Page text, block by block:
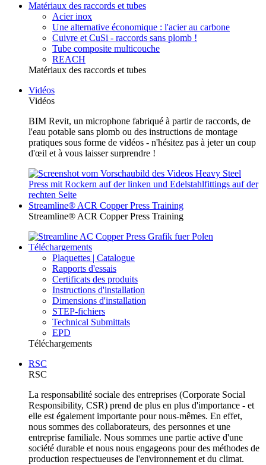
Matériaux des raccords et tubes
Acier inox
Une alternative économique : l'acier au carbone
Cuivre et CuSi - raccords sans plomb !
Tube composite multicouche
REACH
Matériaux des raccords et tubes
Vidéos
Vidéos
BIM Revit, un microphone fabriqué à partir de raccords, de
l'eau potable sans plomb ou des instructions de montage
pratiques sous forme de vidéos - n'hésitez pas à jeter un coup
d'œil et à vous laisser surprendre !
Streamline® ACR Copper Press Training
Streamline® ACR Copper Press Training
Téléchargements
Plaquettes | Catalogue
Rapports d'essais
Certificats des produits
Instructions d'installation
Dimensions d'installation
STEP-fichiers
Technical Submittals
EPD
Téléchargements
RSC
RSC
La responsabilité sociale des entreprises (Corporate Social
Responsibility, CSR) prend de plus en plus d'importance - et
elle est également importante pour nous-mêmes. En effet,
nous sommes des collaborateurs, des personnes et une
entreprise familiale. Nous sommes une partie active d'une
société durable et nous nous engageons pour des méthodes de
production respectueuses de l'environnement et du climat.